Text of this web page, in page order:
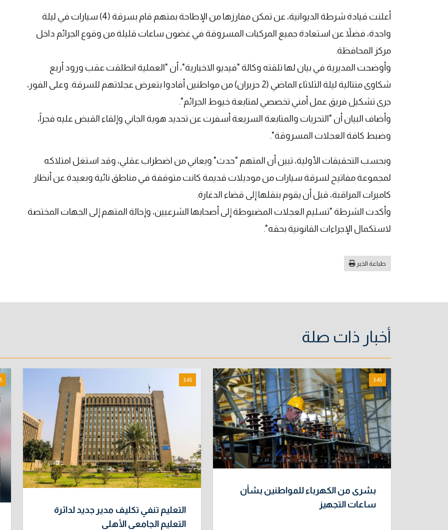
أعلنت قيادة شرطة الديوانية، عن تمكن مفارزها من الإطاحة بمتهم قام بسرقة (4) سيارات في ليلة
واحدة، فضلاً عن استعادة جميع المركبات المسروقة في غضون ساعات قليلة من وقوع الجرائم داخل
مركز المحافظة.
وأوضحت المديرية في بيان لها تلقته وكالة "فيديو الاخبارية"، أن "العملية انطلقت عقب ورود أربع
شكاوى متتالية ليلة الثلاثاء الماضي (2 حزيران) من مواطنين أفادوا بتعرض عجلاتهم للسرقة. وعلى الفور،
جرى تشكيل فريق عمل أمني تخصصي لمتابعة خيوط الجرائم".
وأضاف البيان أن "التحريات والمتابعة السريعة أسفرت عن تحديد هوية الجاني وإلقاء القبض عليه فجراً،
وضبط كافة العجلات المسروقة".
وبحسب التحقيقات الأولية، تبين أن المتهم "حدث" ويعاني من اضطراب عقلي، وقد استغل امتلاكه
لمجموعة مفاتيح لسرقة سيارات من موديلات قديمة كانت متوقفة في مناطق نائية وبعيدة عن أنظار
كاميرات المراقبة، قبل أن يقوم بنقلها إلى قضاء الدغارة.
وأكدت الشرطة "تسليم العجلات المضبوطة إلى أصحابها الشرعيين، وإحالة المتهم إلى الجهات المختصة
لاستكمال الإجراءات القانونية بحقه".
طباعة الخبر
أخبار ذات صلة
3:45
بشرى من الكهرباء للمواطنين بشأن
ساعات التجهيز
3:45
التعليم تنفي تكليف مدير جديد لدائرة
التعليم الجامعي الأهلي